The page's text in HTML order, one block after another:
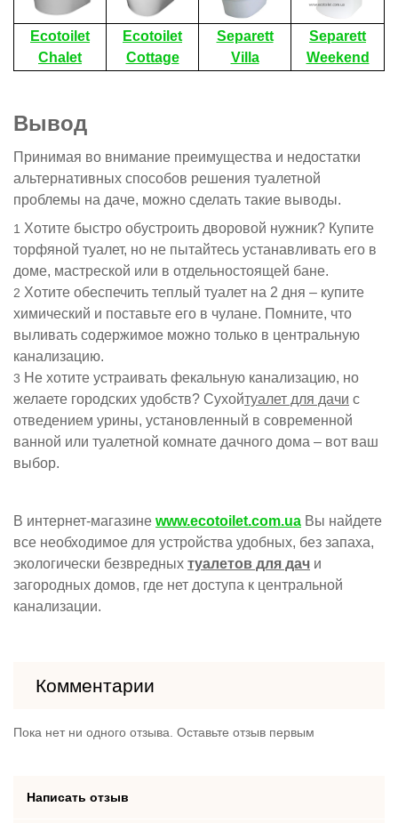
Ecotoilet
Chalet
Ecotoilet
Cottage
Separett
Villa
Separett
Weekend
Вывод
Принимая во внимание преимущества и недостатки
альтернативных способов решения туалетной
проблемы на даче, можно сделать такие выводы.
Хотите быстро обустроить дворовой нужник? Купите
торфяной туалет, но не пытайтесь устанавливать его в
доме, мастреской или в отдельностоящей бане.
Хотите обеспечить теплый туалет на 2 дня – купите
химический и поставьте его в чулане. Помните, что
выливать содержимое можно только в центральную
канализацию.
Не хотите устраивать фекальную канализацию, но
желаете городских удобств? Сухойтуалет для дачи с
отведением урины, установленный в современной
ванной или туалетной комнате дачного дома – вот ваш
выбор.
В интернет-магазине www.ecotoilet.com.ua Вы найдете
все необходимое для устройства удобных, без запаха,
экологически безвредных туалетов для дач и
загородных домов, где нет доступа к центральной
канализации.
Комментарии
Пока нет ни одного отзыва. Оставьте отзыв первым
Написать отзыв